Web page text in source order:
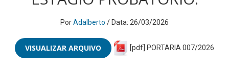
PorAdalberto / Data: 26/03/2026
VISUALIZAR ARQUIVO [pdf] PORTARIA 007/2026